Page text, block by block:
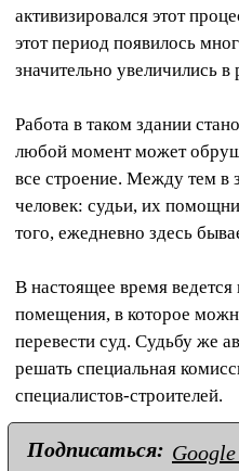
активизировался этот
этот период появилось
значительно увеличились в
Работа в таком здании
любой момент может
все строение. Между тем в
человек: судьи, их
того, ежедневно здесь
В настоящее время
помещения, в которое
перевести суд. Судьбу же
решать специальная
специалистов-строителей.
Подписаться: